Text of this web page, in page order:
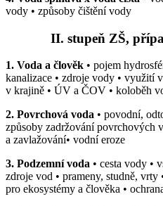
vody • způsoby čištění vody
II. stupeň ZŠ,
1. Voda a člověk • pojem
kanalizace • zdroje vody • využití
v krajině • ÚV a ČOV • koloběh
2. Povrchová voda • povodní,
způsoby zadržování povrchových
a zavlažování• vodní eroze
3. Podzemní voda • cesta vody •
zdroje vod • prameny, studně,
pro ekosystémy a člověka •